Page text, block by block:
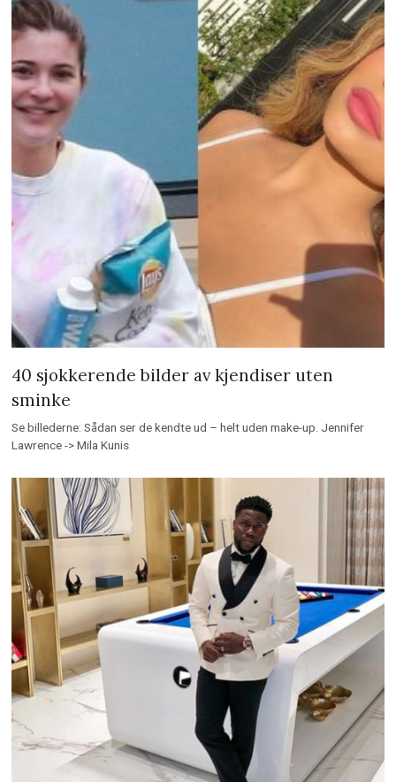
40 sjokkerende bilder av kjendiser uten
sminke
Se billederne: Sådan ser de kendte ud – helt uden make-up. Jennifer
Lawrence -> Mila Kunis